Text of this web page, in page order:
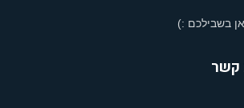
בשבילכם :)
קשר